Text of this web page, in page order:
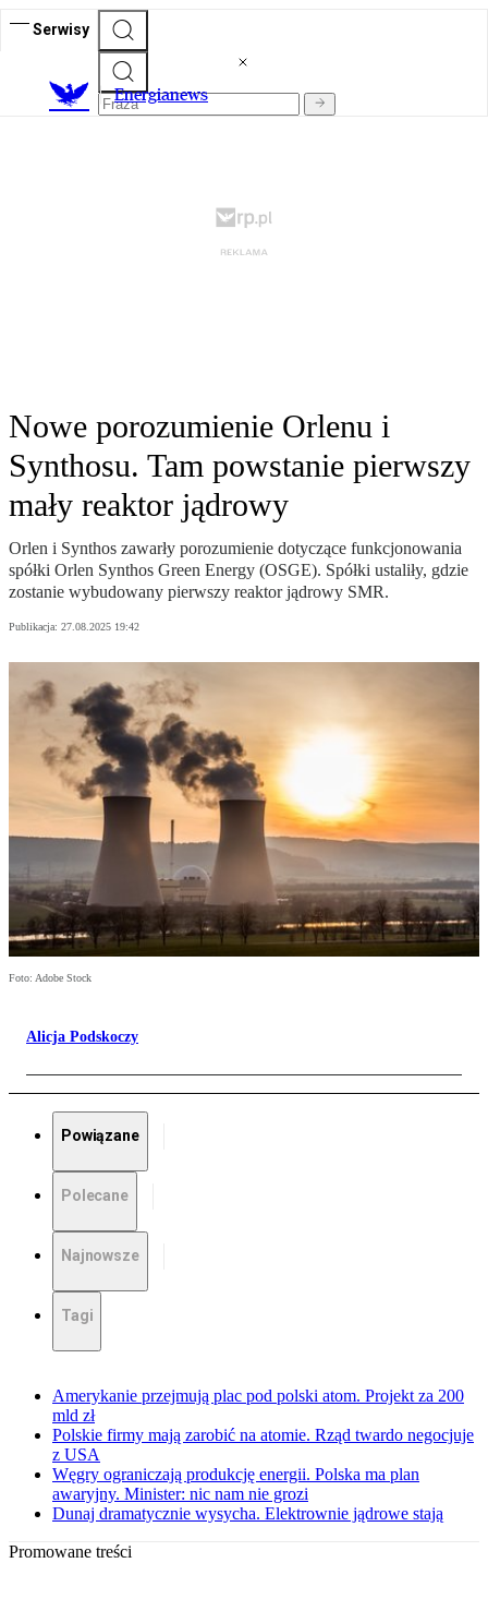
Serwisy
Energianews
Nowe porozumienie Orlenu i
Synthosu. Tam powstanie pierwszy
mały reaktor jądrowy
Orlen i Synthos zawarły porozumienie dotyczące funkcjonowania
spółki Orlen Synthos Green Energy (OSGE). Spółki ustaliły, gdzie
zostanie wybudowany pierwszy reaktor jądrowy SMR.
Publikacja: 27.08.2025 19:42
Foto: Adobe Stock
Alicja Podskoczy
Powiązane
Polecane
Najnowsze
Tagi
Amerykanie przejmują plac pod polski atom. Projekt za 200
mld zł
Polskie firmy mają zarobić na atomie. Rząd twardo negocjuje
z USA
Węgry ograniczają produkcję energii. Polska ma plan
awaryjny. Minister: nic nam nie grozi
Dunaj dramatycznie wysycha. Elektrownie jądrowe stają
Promowane treści